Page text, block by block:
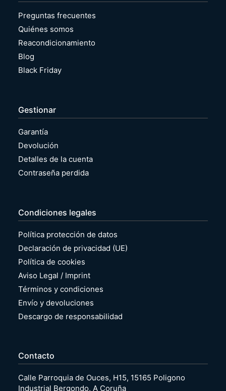
Preguntas frecuentes
Quiénes somos
Reacondicionamiento
Blog
Black Friday
Gestionar
Garantía
Devolución
Detalles de la cuenta
Contraseña perdida
Condiciones legales
Política protección de datos
Declaración de privacidad (UE)
Política de cookies
Aviso Legal / Imprint
Términos y condiciones
Envío y devoluciones
Descargo de responsabilidad
Contacto
Calle Parroquia de Ouces, H15, 15165 Poligono
Industrial Bergondo, A Coruña